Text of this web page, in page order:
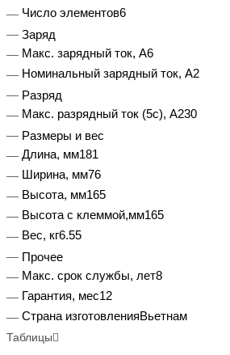
Число элементов6
Заряд
Макс. зарядный ток, А6
Номинальный зарядный ток, А2
Разряд
Макс. разрядный ток (5с), А230
Размеры и вес
Длина, мм181
Ширина, мм76
Высота, мм165
Высота с клеммой,мм165
Вес, кг6.55
Прочее
Макс. срок службы, лет8
Гарантия, мес12
Страна изготовленияВьетнам
Таблицы